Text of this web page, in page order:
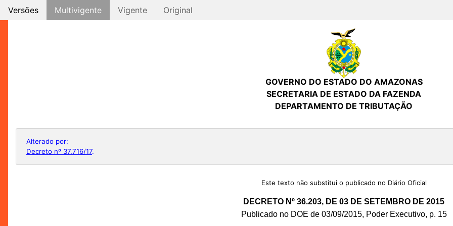
Versões Multivigente Vigente Original
GOVERNO DO ESTADO DO AMAZONAS
SECRETARIA DE ESTADO DA FAZENDA
DEPARTAMENTO DE TRIBUTAÇÃO
Alterado por:
Decreto nº 37.716/17.
Este texto não substitui o publicado no Diário Oficial
DECRETO Nº 36.203, DE 03 DE SETEMBRO DE 2015
Publicado no DOE de 03/09/2015, Poder Executivo, p. 15